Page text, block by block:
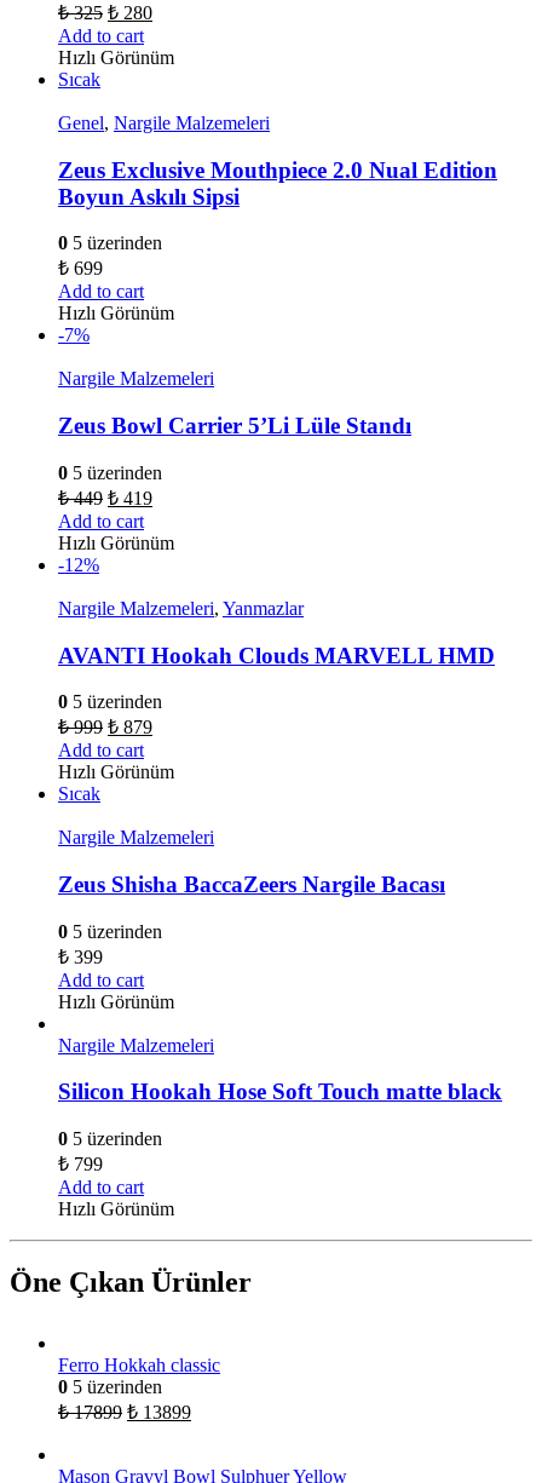
₺325 ₺ 280
Add to cart
Hızlı Görünüm
Sıcak
Genel, Nargile Malzemeleri
Zeus Exclusive Mouthpiece 2.0 Nual Edition
Boyun Askılı Sipsi
0 5 üzerinden
₺ 699
Add to cart
Hızlı Görünüm
-7%
Nargile Malzemeleri
Zeus Bowl Carrier 5’Li Lüle Standı
0 5 üzerinden
₺449 ₺ 419
Add to cart
Hızlı Görünüm
-12%
Nargile Malzemeleri, Yanmazlar
AVANTI Hookah Clouds MARVELL HMD
0 5 üzerinden
₺999 ₺ 879
Add to cart
Hızlı Görünüm
Sıcak
Nargile Malzemeleri
Zeus Shisha BaccaZeers Nargile Bacası
0 5 üzerinden
₺ 399
Add to cart
Hızlı Görünüm
Nargile Malzemeleri
Silicon Hookah Hose Soft Touch matte black
0 5 üzerinden
₺ 799
Add to cart
Hızlı Görünüm
Öne Çıkan Ürünler
Ferro Hokkah classic
0 5 üzerinden
₺17899 ₺ 13899
Mason Gravyl Bowl Sulphuer Yellow